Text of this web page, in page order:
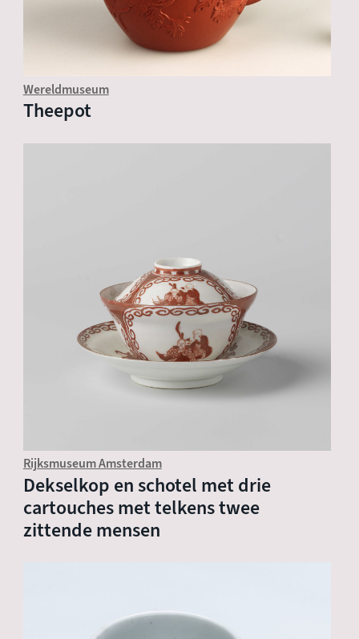
Wereldmuseum
Theepot
Rijksmuseum Amsterdam
Dekselkop en schotel met drie
cartouches met telkens twee
zittende mensen